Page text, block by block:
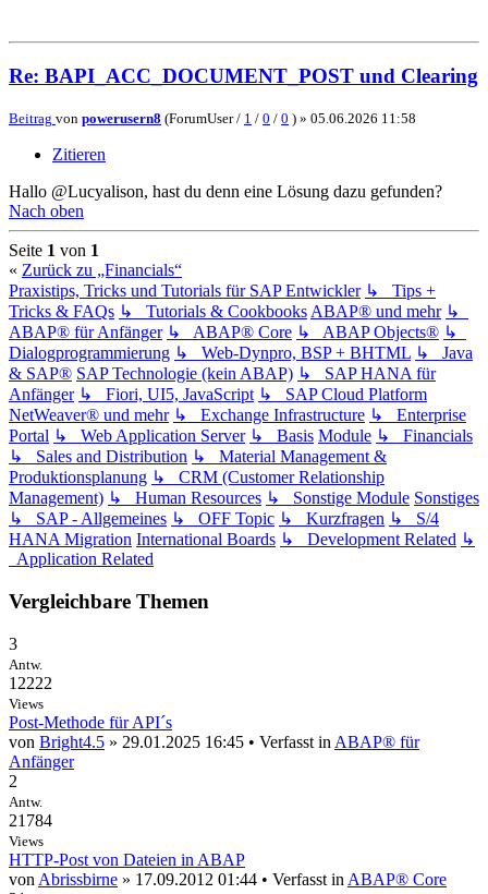
Re: BAPI_ACC_DOCUMENT_POST und Clearing
Beitrag von powerusern8 (ForumUser / 1 / 0 / 0 ) » 05.06.2026 11:58
Zitieren
Hallo @Lucyalison, hast du denn eine Lösung dazu gefunden?
Nach oben
Seite 1 von 1
« Zurück zu „Financials“
Praxistips, Tricks und Tutorials für SAP Entwickler ↳ Tips +
Tricks & FAQs ↳ Tutorials & Cookbooks ABAP® und mehr ↳
ABAP® für Anfänger ↳ ABAP® Core ↳ ABAP Objects® ↳
Dialogprogrammierung ↳ Web-Dynpro, BSP + BHTML ↳ Java
& SAP® SAP Technologie (kein ABAP) ↳ SAP HANA für
Anfänger ↳ Fiori, UI5, JavaScript ↳ SAP Cloud Platform
NetWeaver® und mehr ↳ Exchange Infrastructure ↳ Enterprise
Portal ↳ Web Application Server ↳ Basis Module ↳ Financials
↳ Sales and Distribution ↳ Material Management &
Produktionsplanung ↳ CRM (Customer Relationship
Management) ↳ Human Resources ↳ Sonstige Module Sonstiges
↳ SAP - Allgemeines ↳ OFF Topic ↳ Kurzfragen ↳ S/4
HANA Migration International Boards ↳ Development Related ↳
Application Related
Vergleichbare Themen
3
Antw.
12222
Views
Post-Methode für API´s
von Bright4.5 » 29.01.2025 16:45 • Verfasst in ABAP® für
Anfänger
2
Antw.
21784
Views
HTTP-Post von Dateien in ABAP
von Abrissbirne » 17.09.2012 01:44 • Verfasst in ABAP® Core